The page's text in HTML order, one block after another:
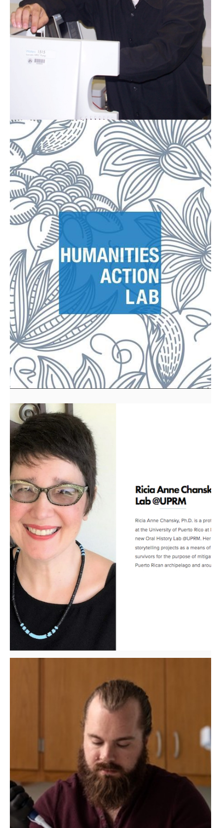
Dr. Marco De Jesús recibe subvención
Estudiantes Brenda Y. Flores Santiago
y Bryan Ramos Romero obtienen beca
del “Humanities Action Lab”
Estudiantes Brenda Y. Flores Santiago y Bryan Ramos
Romero obtienen beca del “Humanities Action Lab” El
Decanato de Artes y Ciencias felicita a los estudiantes
Brenda Y. Flores Santiago y Bryan Ramos Romero, quienes
han sido seleccionados como estudiantes becarios para
trabajar junto a la Dra. Ricia Anne Chansky.
Millonaria subvención al Oral History
Lab
El Oral History Lab, bajo la dirección de la Dra. Ricia A.
Chansky, catedrática del Departamento de Inglés, y co-
dirección de la Prof. Jaquelina Alvarez, recibió una
subvención de $1,833,000 por la Mellon Foundation. Este
laboratorio está adscrito al Departamento de Ingles y a la
Biblioteca General.
El Dr. Timothy J. Colston, catedrático asociado del
Departamento de Biología recibió subvención de National
Science Foundation para el proyecto titulado Social
Predators and the Parallel Evolution of Weapon Complexity:
Venom Toxins and Microbial Arsenals, junto a su colega el
Dr. Carl Nick Keiser, de la Universidad de Florida.